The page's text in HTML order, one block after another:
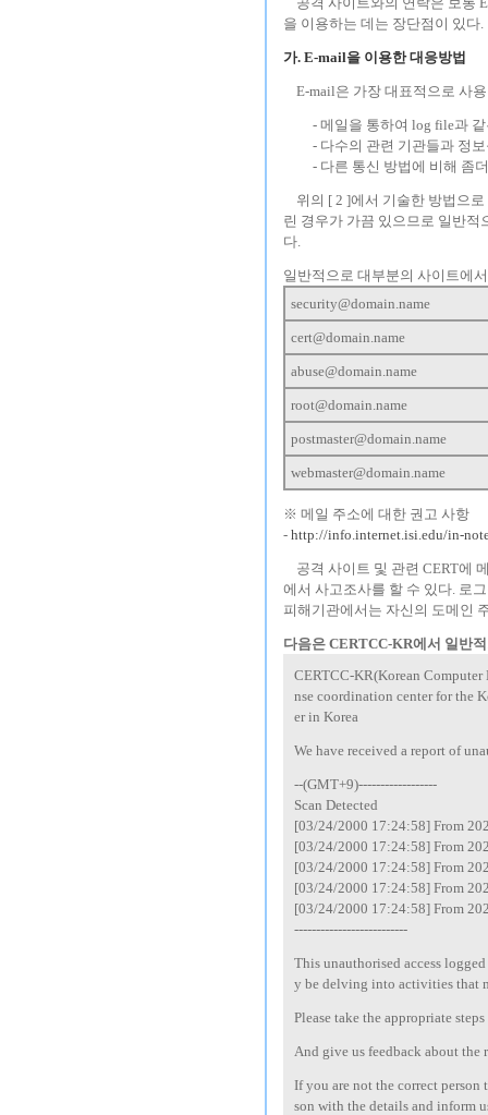
을 이용하는 데는 장단점이 있다.
가. E-mail을 이용한 대응방법
E-mail은 가장 대표적으로 사
- 메일을 통하여 log file과
- 다수의 관련 기관들과 정
- 다른 통신 방법에 비해 좀
위의 [ 2 ]에서 기술한 방법으
린 경우가 가끔 있으므로 일반
다.
일반적으로 대부분의 사이트에
security@domain.name
cert@domain.name
abuse@domain.name
root@domain.name
postmaster@domain.name
webmaster@domain.name
※ 메일 주소에 대한 권고 사항
- http://info.internet.isi.edu/in-
공격 사이트 및 관련 CERT에
에서 사고조사를 할 수 있다. 로
피해기관에서는 자신의 도메인
다음은 CERTCC-KR에서 일반
CERTCC-KR(Korean Computer
nse coordination center for the
er in Korea
We have received a report of
--(GMT+9)------------------
Scan Detected
[03/24/2000 17:24:58] From
[03/24/2000 17:24:58] From
[03/24/2000 17:24:58] From
[03/24/2000 17:24:58] From
[03/24/2000 17:24:58] From
--------------------------
This unauthorised access
y be delving into activities that
Please take the appropriate
And give us feedback about the
If you are not the correct
son with the details and inform